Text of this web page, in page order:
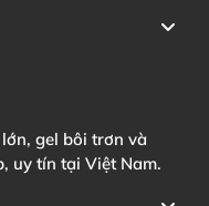
gel bôi trơn và
uy tín tại Việt Nam.